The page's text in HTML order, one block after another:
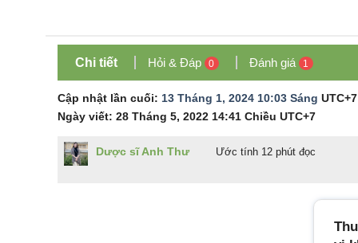
Chi tiết Hỏi & Đáp 0 Đánh giá 1
Cập nhật lần cuối: 13 Tháng 1, 2024 10:03 Sáng UTC+7
Ngày viết: 28 Tháng 5, 2022 14:41 Chiều UTC+7
Dược sĩ Anh Thư Ước tính 12 phút đọc